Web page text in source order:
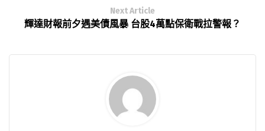
Next Article
輝達財報前夕遇美債風暴 台股4萬點保衛戰拉警報？